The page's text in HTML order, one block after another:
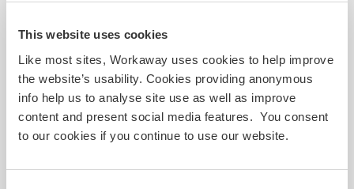
This website uses cookies
Like most sites, Workaway uses cookies to help improve
the website’s usability. Cookies providing anonymous
info help us to analyse site use as well as improve
content and present social media features. You consent
to our cookies if you continue to use our website.
Permiso de conducir
Alergia
dust
Dieta especial